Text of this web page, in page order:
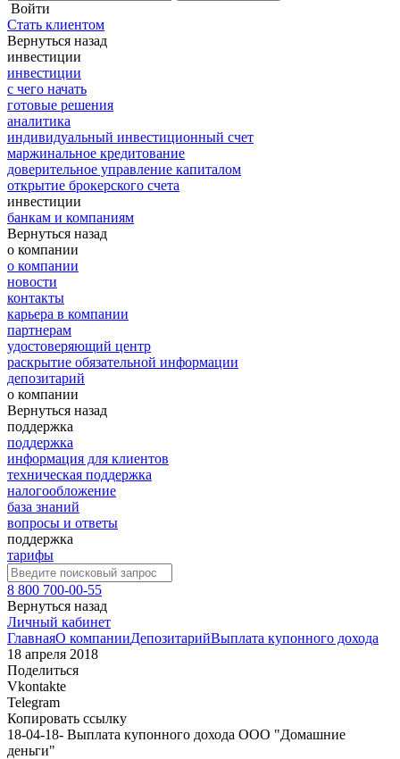
Войти
Стать клиентом
Вернуться назад
инвестиции
инвестиции
с чего начать
готовые решения
аналитика
индивидуальный инвестиционный счет
маржинальное кредитование
доверительное управление капиталом
открытие брокерского счета
инвестиции
банкам и компаниям
Вернуться назад
о компании
о компании
новости
контакты
карьера в компании
партнерам
удостоверяющий центр
раскрытие обязательной информации
депозитарий
о компании
Вернуться назад
поддержка
поддержка
информация для клиентов
техническая поддержка
налогообложение
база знаний
вопросы и ответы
поддержка
тарифы
8 800 700-00-55
Вернуться назад
Личный кабинет
ГлавнаяО компанииДепозитарийВыплата купонного дохода
18 апреля 2018
Поделиться
Vkontakte
Telegram
Копировать ссылку
18-04-18- Выплата купонного дохода ООО "Домашние
деньги"